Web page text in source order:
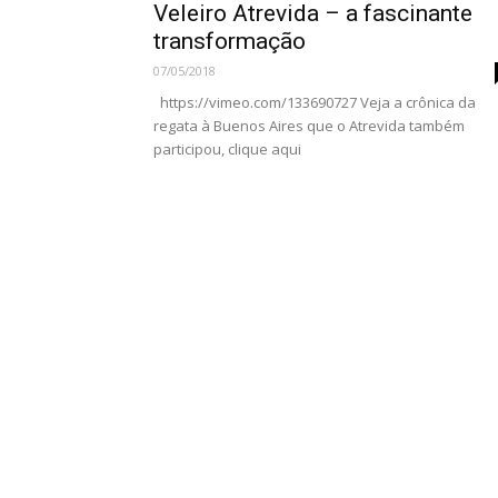
Veleiro Atrevida – a fascinante
transformação
07/05/2018
https://vimeo.com/133690727 Veja a crônica da
regata à Buenos Aires que o Atrevida também
participou, clique aqui